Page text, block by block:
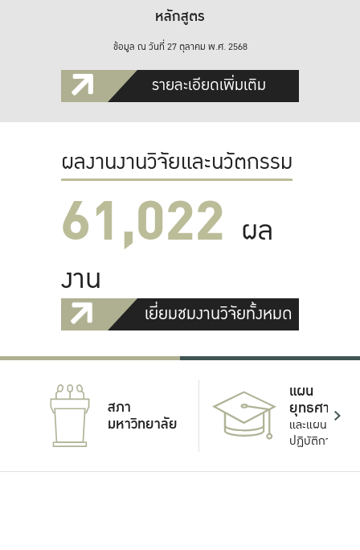
หลักสูตร
ข้อมูล ณ วันที่ 27 ตุลาคม พ.ศ. 2568
รายละเอียดเพิ่มเติม
ผลงานงานวิจัยและนวัตกรรม
61,022 ผล
งาน
เยี่ยมชมงานวิจัยทั้งหมด
สภา
มหาวิทยาลัย
แผน
ยุทธศาสตร์
และแผน
ปฏิบัติการ